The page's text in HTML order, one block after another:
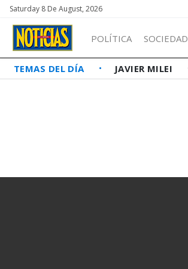
Saturday 8 De August, 2026
POLÍTICA SOCIEDAD
TEMAS DEL DÍA JAVIER MILEI